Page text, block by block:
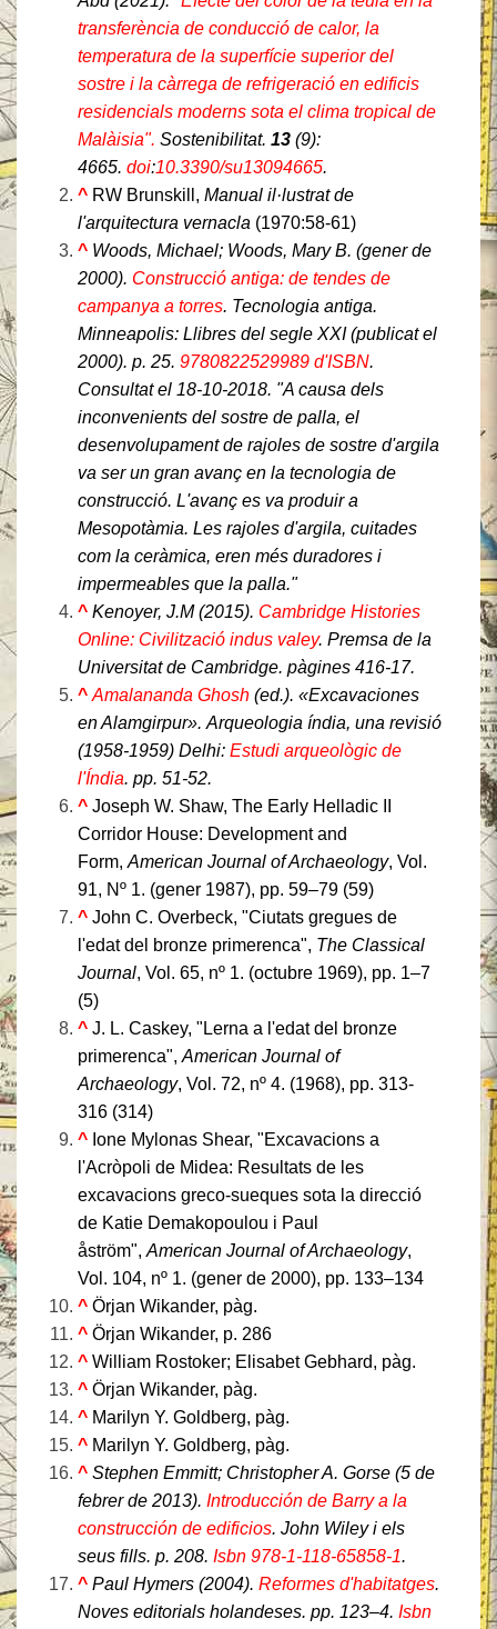
transferència de conducció de calor, la
temperatura de la superfície superior del
sostre i la càrrega de refrigeració en edificis
residencials moderns sota el clima tropical de
Malàisia". Sostenibilitat. 13 (9):
4665. doi:10.3390/su13094665.
^ RW Brunskill, Manual il·lustrat de
l'arquitectura vernacla (1970:58-61)
^ Woods, Michael; Woods, Mary B. (gener de
2000). Construcció antiga: de tendes de
campanya a torres. Tecnologia antiga.
Minneapolis: Llibres del segle XXI (publicat el
2000). p. 25. 9780822529989 d'ISBN.
Consultat el 18-10-2018.
A causa dels
inconvenients del sostre de palla, el
desenvolupament de rajoles de sostre d'argila
va ser un gran avanç en la tecnologia de
construcció. L'avanç es va produir a
Mesopotàmia. Les rajoles d'argila, cuitades
com la ceràmica, eren més duradores i
impermeables que la palla.
^ Kenoyer, J.M (2015). Cambridge Histories
Online: Civilització indus valey. Premsa de la
Universitat de Cambridge. pàgines 416-17.
^ Amalananda Ghosh (ed.). «Excavaciones
en Alamgirpur». Arqueologia índia, una revisió
(1958-1959) Delhi: Estudi arqueològic de
l'Índia. pp. 51-52.
^ Joseph W. Shaw, The Early Helladic II
Corridor House: Development and
Form, American Journal of Archaeology, Vol.
91, Nº 1. (gener 1987), pp. 59–79 (59)
^ John C. Overbeck, "Ciutats gregues de
l'edat del bronze primerenca", The Classical
Journal, Vol. 65, nº 1. (octubre 1969), pp. 1–7
(5)
^ J. L. Caskey, "Lerna a l'edat del bronze
primerenca", American Journal of
Archaeology, Vol. 72, nº 4. (1968), pp. 313-
316 (314)
^ Ione Mylonas Shear, "Excavacions a
l'Acròpoli de Midea: Resultats de les
excavacions greco-sueques sota la direcció
de Katie Demakopoulou i Paul
åström", American Journal of Archaeology,
Vol. 104, nº 1. (gener de 2000), pp. 133–134
^ Örjan Wikander, pàg.
^ Örjan Wikander, p. 286
^ William Rostoker; Elisabet Gebhard, pàg.
^ Örjan Wikander, pàg.
^ Marilyn Y. Goldberg, pàg.
^ Marilyn Y. Goldberg, pàg.
^ Stephen Emmitt; Christopher A. Gorse (5 de
febrer de 2013). Introducción de Barry a la
construcción de edificios. John Wiley i els
seus fills. p. 208. Isbn 978-1-118-65858-1.
^ Paul Hymers (2004). Reformes d'habitatges.
Noves editorials holandeses. pp. 123–4. Isbn